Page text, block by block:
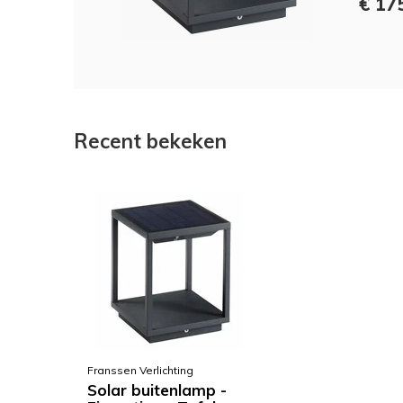
Recent bekeken
Franssen Verlichting
Solar buitenlamp -